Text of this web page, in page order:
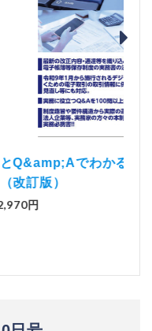
帳簿等保存制度の